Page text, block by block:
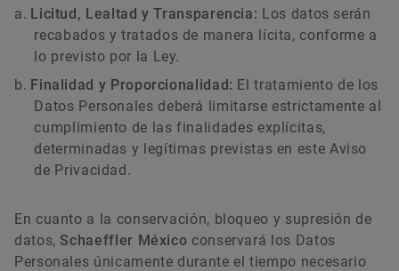
Licitud, Lealtad y Transparencia: Los datos serán
recabados y tratados de manera lícita, conforme a
lo previsto por la Ley.
Finalidad y Proporcionalidad: El tratamiento de los
Datos Personales deberá limitarse estrictamente al
cumplimiento de las finalidades explícitas,
determinadas y legítimas previstas en este Aviso
de Privacidad.
En cuanto a la conservación, bloqueo y supresión de
datos, Schaeffler México conservará los Datos
Personales únicamente durante el tiempo necesario